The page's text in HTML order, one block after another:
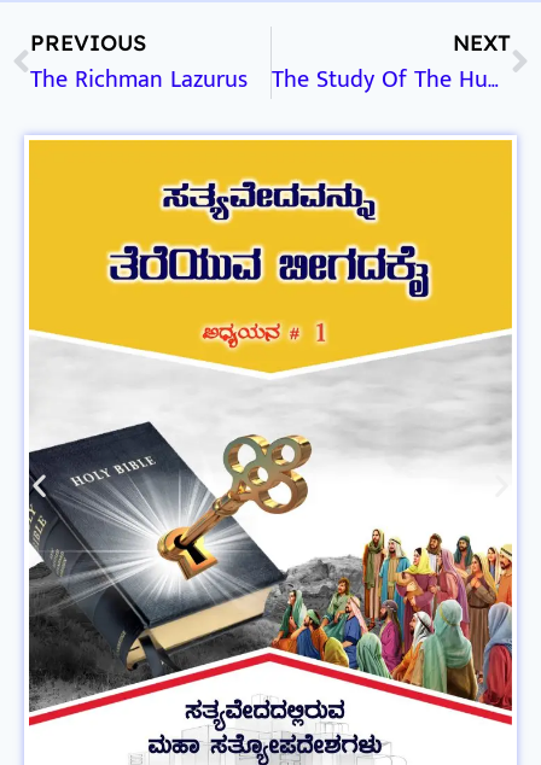
PREVIOUS
The Richman Lazurus
NEXT
The Study Of The Human Soul – Part – 1